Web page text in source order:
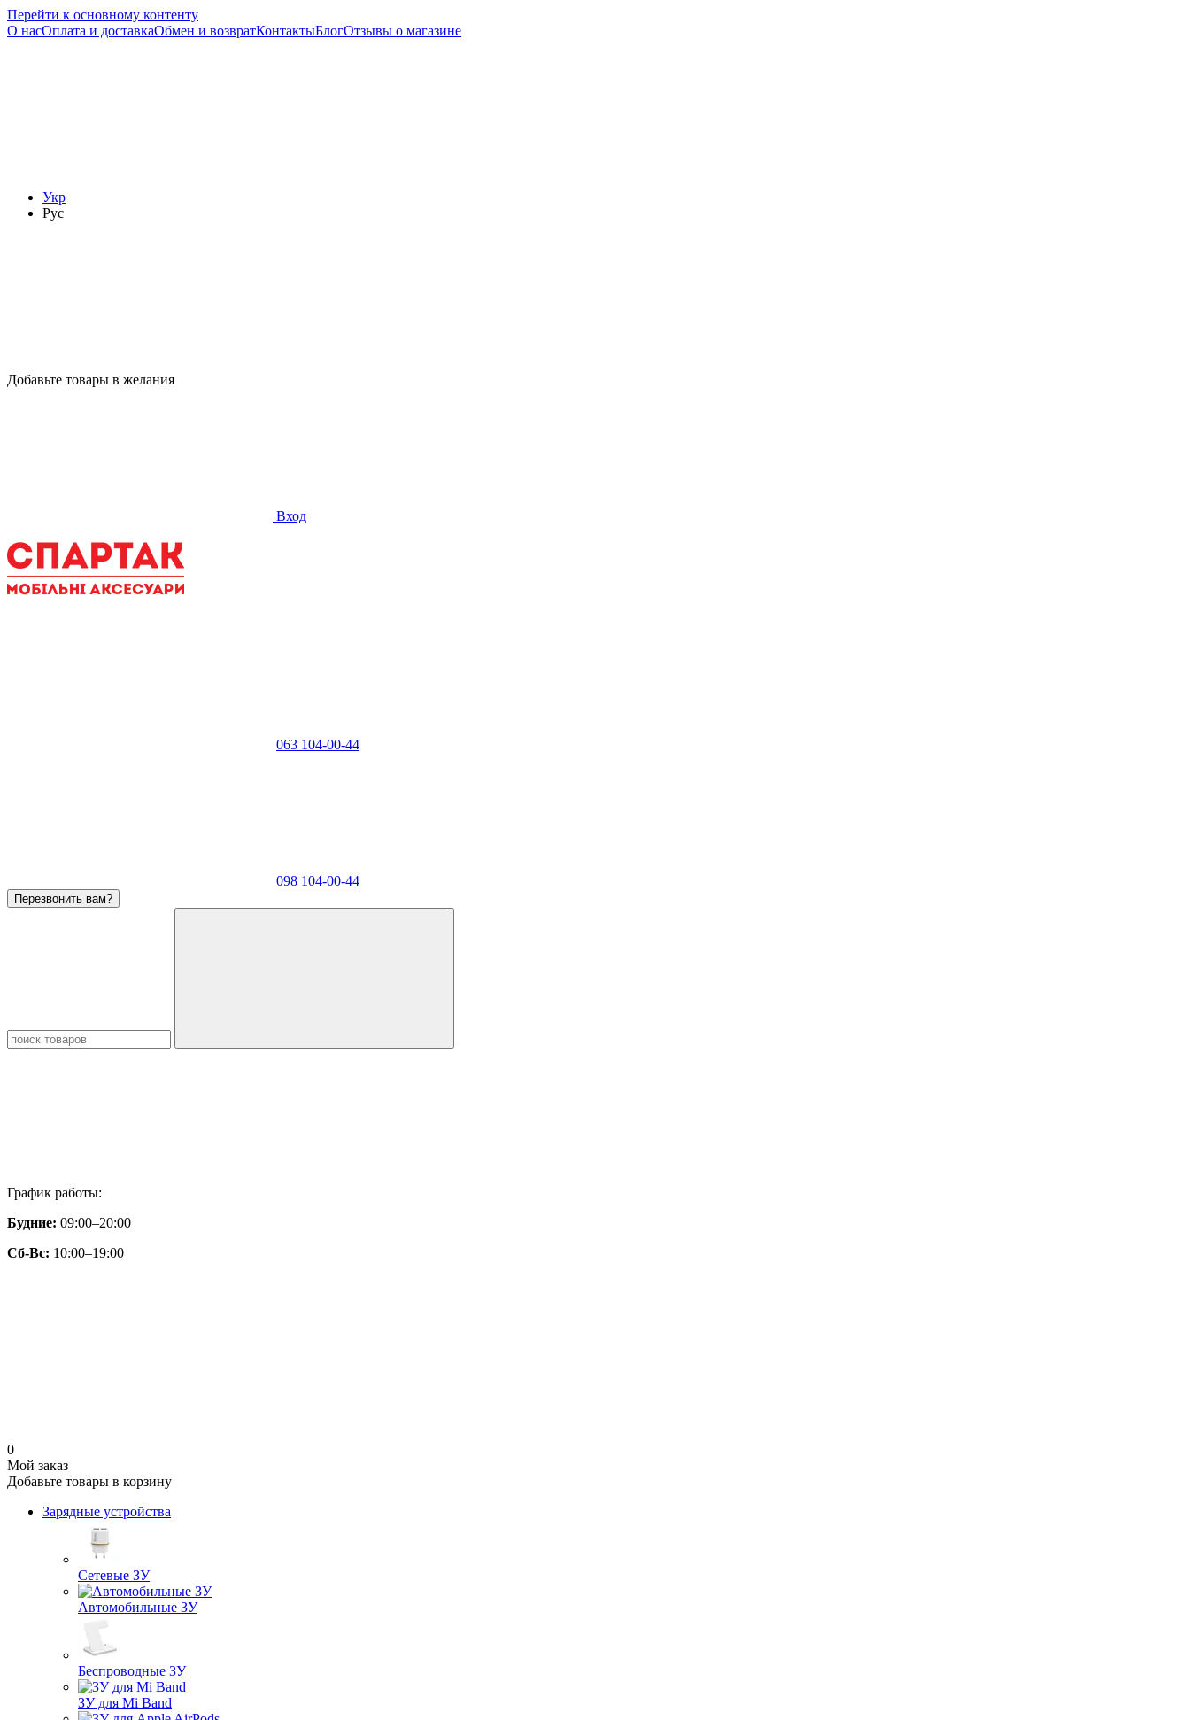
Перейти к основному контенту
О насОплата и доставкаОбмен и возвратКонтактыБлогОтзывы о магазине
Укр
Рус
Добавьте товары в желания
Вход
063 104-00-44
098 104-00-44
Перезвонить вам?
График работы:
Будние: 09:00–20:00
Сб-Вс: 10:00–19:00
0
Мой заказ
Добавьте товары в корзину
Зарядные устройства
Сетевые ЗУ
Автомобильные ЗУ
Беспроводные ЗУ
ЗУ для Mi Band